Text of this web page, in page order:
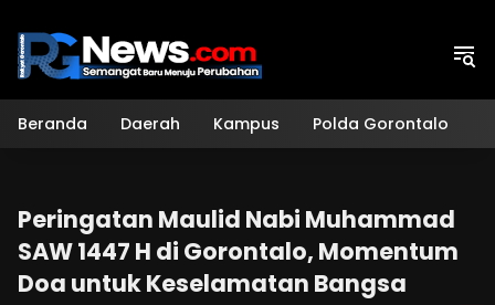
konten
Beranda Daerah Kampus Polda Gorontalo
Peringatan Maulid Nabi Muhammad
SAW 1447 H di Gorontalo, Momentum
Doa untuk Keselamatan Bangsa